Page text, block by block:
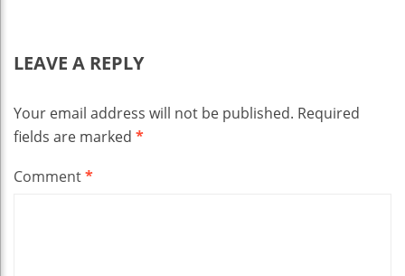
LEAVE A REPLY
Your email address will not be published. Required
fields are marked *
Comment*